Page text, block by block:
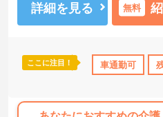
交通費支給
担当するため、初任者研修や実務
などの生活を支えるケアに専念で
なるほか、月平均の残業時間も5
です。常勤スタッフの比率が90パ
に合わせた個別のOJT研修が実施
詳細を見る 無料
ここに注目！ 車通勤可